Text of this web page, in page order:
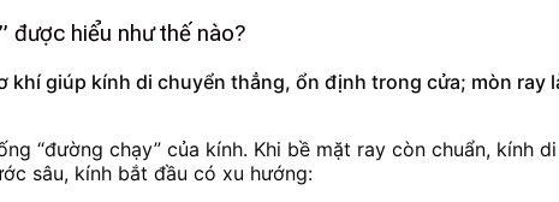
được hiểu như thế nào?
khí giúp kính di chuyển thẳng, ổn định trong cửa; mòn
“đường chạy” của kính. Khi bề mặt ray còn chuẩn, kính
sâu, kính bắt đầu có xu hướng: